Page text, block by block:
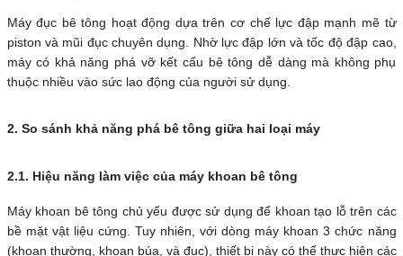
Máy đục bê tông hoạt động dựa trên cơ chế lực đập mạnh mẽ từ
piston và mũi đục chuyên dụng. Nhờ lực đập lớn và tốc độ đập cao,
máy có khả năng phá vỡ kết cấu bê tông dễ dàng mà không phụ
thuộc nhiều vào sức lao động của người sử dụng.
2. So sánh khả năng phá bê tông giữa hai loại máy
2.1. Hiệu năng làm việc của máy khoan bê tông
Máy khoan bê tông chủ yếu được sử dụng để khoan tạo lỗ trên các
bề mặt vật liệu cứng. Tuy nhiên, với dòng máy khoan 3 chức năng
(khoan thường, khoan búa, và đục), thiết bị này có thể thực hiện các